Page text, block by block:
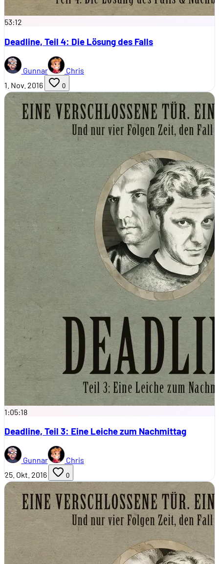
53:12
Deadline, Teil 4: Die Lösung des Falls
Gunnar
Chris
1. Nov. 2016
0
1:05:18
Deadline, Teil 3: Eine Leiche zum Nachmittag
Gunnar
Chris
25. Okt. 2016
0